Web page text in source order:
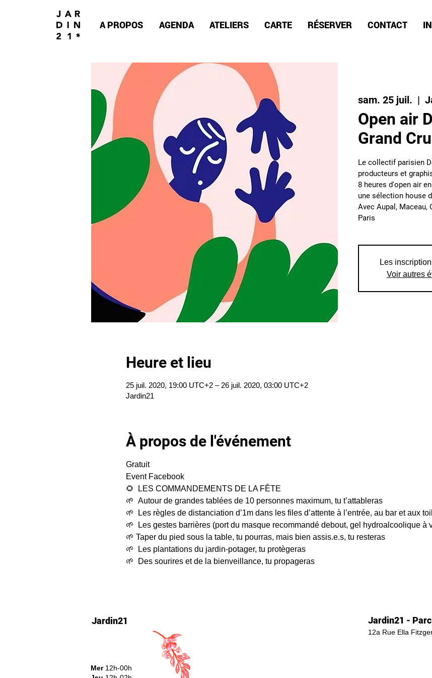
A PROPOS AGENDA ATELIERS CARTE RÉSERVER CONTACT
sam. 25 juil.
  |
Open air
Grand
Le collectif parisien
producteurs et
8 heures d'open air
une sélection house
Avec Aupal, Maceau,
Paris
Les
Voir autres
Heure et lieu
25 juil. 2020, 19:00 UTC+2 – 26 juil. 2020, 03:00 UTC+2
Jardin21
À propos de l'événement
Gratuit
Event Facebook
🌻  LES COMMANDEMENTS DE LA FÊTE
🌱  Autour de grandes tablées de 10 personnes maximum, tu t’attableras
🌱  Les règles de distanciation d’1m dans les files d’attente à l’entrée, au bar et aux
🌱  Les gestes barrières (port du masque recommandé debout, gel hydroalcoolique à
🌱 Taper du pied sous la table, tu pourras, mais bien assis.e.s, tu resteras
🌱  Les plantations du jardin-potager, tu protègeras
🌱  Des sourires et de la bienveillance, tu propageras
Jardin21
Mer12h-00h
Jardin21 -
12a Rue Ella